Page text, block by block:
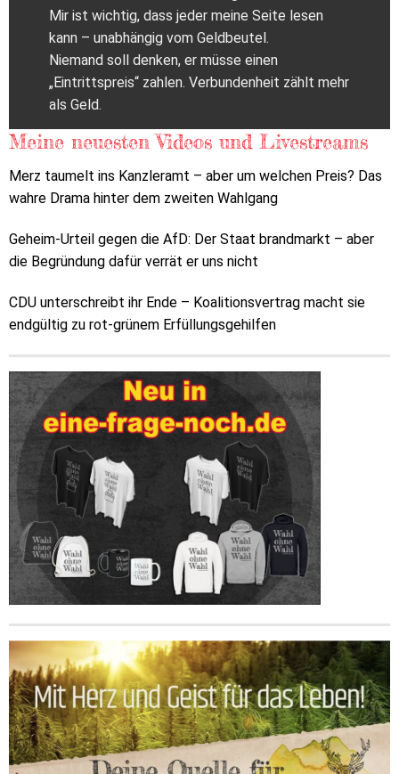
Mir ist wichtig, dass jeder meine Seite lesen
kann – unabhängig vom Geldbeutel.
Niemand soll denken, er müsse einen
„Eintrittspreis“ zahlen. Verbundenheit zählt mehr
als Geld.
Meine neuesten Videos und Livestreams
Merz taumelt ins Kanzleramt – aber um welchen Preis? Das
wahre Drama hinter dem zweiten Wahlgang
Geheim-Urteil gegen die AfD: Der Staat brandmarkt – aber
die Begründung dafür verrät er uns nicht
CDU unterschreibt ihr Ende – Koalitionsvertrag macht sie
endgültig zu rot-grünem Erfüllungsgehilfen